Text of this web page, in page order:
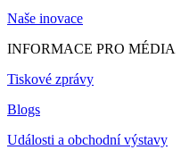
Naše inovace
INFORMACE PRO MÉDIA
Tiskové zprávy
Blogs
Události a obchodní výstavy